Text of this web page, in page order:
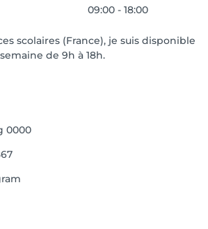
09:00 - 18:00
scolaires (France), je suis disponible
de 9h à 18h.
0000